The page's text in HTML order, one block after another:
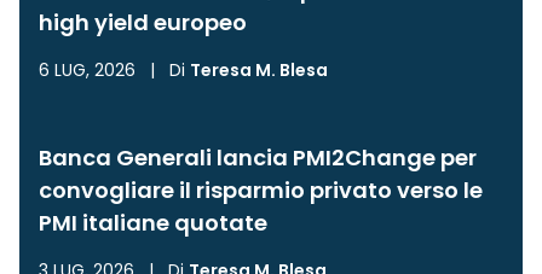
high yield europeo
6 LUG, 2026 | Di Teresa M. Blesa
Banca Generali lancia PMI2Change per
convogliare il risparmio privato verso le
PMI italiane quotate